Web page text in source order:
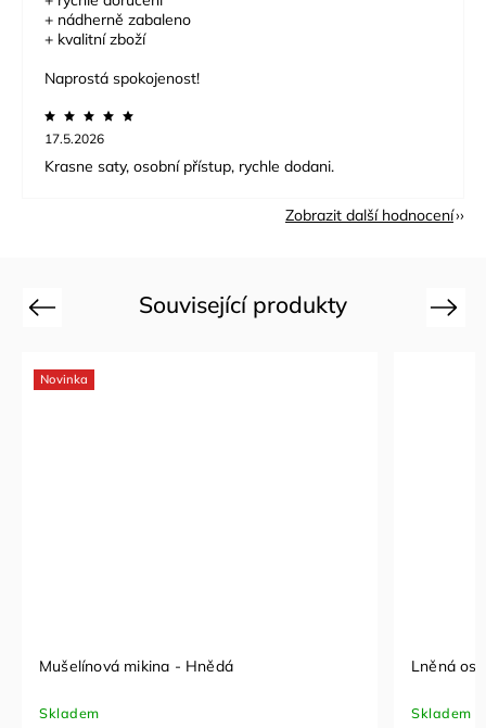
+ nádherně zabaleno
+ kvalitní zboží
Naprostá spokojenost!
17.5.2026
Krasne saty, osobní přístup, rychle dodani.
Zobrazit další hodnocení
Související produkty
Previous
Novinka
Mušelínová mikina - Hnědá
Skladem
Lněná
Skladem
Next